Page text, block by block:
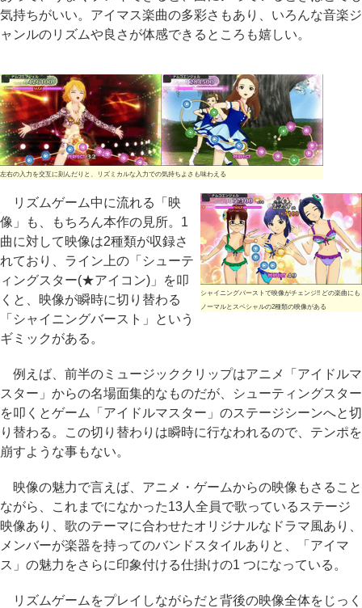
気持ちがいい。アイマス楽曲の多彩さもあり、いろんな音楽ジ
ャンルのリズムや良さが体感できるところも嬉しい。
左右の入力を交互に刻んだりと、リズミカルな入力での気持ちよさも味わえる
シャイニングバーストで映像がチェンジ!! どの楽曲にも
ノーマルとスペシャルの2種類の映像がある
リズムゲーム中に流れる「映
像」も、もちろん本作の見所。1
曲に対して映像は2種類が収録さ
れており、ライン上の「シューテ
ィングスター(★アイコン)」を叩
くと、映像が瞬時に切り替わる
「シャイニングバースト」という
ギミックがある。
例えば、前半のミュージッククリップはアニメ「アイドルマ
スター」からの名場面集的なものだが、シューティングスター
を叩くとゲーム「アイドルマスター」のステージシーンへと切
り替わる。この切り替わりは瞬時に行なわれるので、テンポを
崩すような事もない。
映像の魅力で言えば、アニメ・ゲームからの映像もさること
ながら、これまでになかった13人全員で歌っているステージ
映像あり、歌のテーマに合わせたオリジナルなドラマ風あり、
メンバーが楽器を持ってのバンドスタイルありと、「アイマ
ス」の魅力をさらに印象付ける仕掛けの1 つになっている。
リズムゲームをプレイしながらだと背後の映像全体をじっく